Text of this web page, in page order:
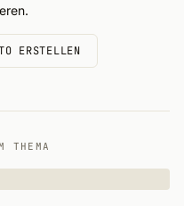
ERSTELLEN
THEMA